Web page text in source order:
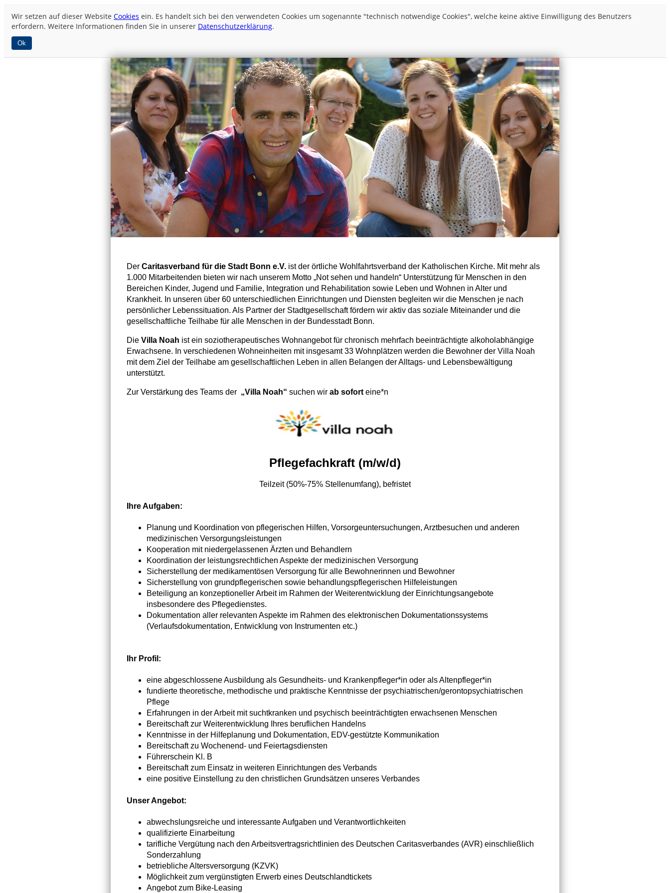
Wir setzen auf dieser Website Cookies ein. Es handelt sich bei den verwendeten Cookies um sogenannte "technisch notwendige Cookies", welche keine aktive Einwilligung des Benutzers
erfordern. Weitere Informationen finden Sie in unserer Datenschutzerklärung.
Ok
Der Caritasverband für die Stadt Bonn e.V. ist der örtliche Wohlfahrtsverband der Katholischen Kirche. Mit mehr als
1.000 Mitarbeitenden bieten wir nach unserem Motto „Not sehen und handeln“ Unterstützung für Menschen in den
Bereichen Kinder, Jugend und Familie, Integration und Rehabilitation sowie Leben und Wohnen in Alter und
Krankheit. In unseren über 60 unterschiedlichen Einrichtungen und Diensten begleiten wir die Menschen je nach
persönlicher Lebenssituation. Als Partner der Stadtgesellschaft fördern wir aktiv das soziale Miteinander und die
gesellschaftliche Teilhabe für alle Menschen in der Bundesstadt Bonn.
Die Villa Noah ist ein soziotherapeutisches Wohnangebot für chronisch mehrfach beeinträchtigte alkoholabhängige
Erwachsene. In verschiedenen Wohneinheiten mit insgesamt 33 Wohnplätzen werden die Bewohner der Villa Noah
mit dem Ziel der Teilhabe am gesellschaftlichen Leben in allen Belangen der Alltags- und Lebensbewältigung
unterstützt.
Zur Verstärkung des Teams der „Villa Noah“ suchen wir ab sofort eine*n
Pflegefachkraft (m/w/d)
Teilzeit (50%-75% Stellenumfang), befristet
Ihre Aufgaben:
Planung und Koordination von pflegerischen Hilfen, Vorsorgeuntersuchungen, Arztbesuchen und anderen
medizinischen Versorgungsleistungen
Kooperation mit niedergelassenen Ärzten und Behandlern
Koordination der leistungsrechtlichen Aspekte der medizinischen Versorgung
Sicherstellung der medikamentösen Versorgung für alle Bewohnerinnen und Bewohner
Sicherstellung von grundpflegerischen sowie behandlungspflegerischen Hilfeleistungen
Beteiligung an konzeptioneller Arbeit im Rahmen der Weiterentwicklung der Einrichtungsangebote
insbesondere des Pflegedienstes.
Dokumentation aller relevanten Aspekte im Rahmen des elektronischen Dokumentationssystems
(Verlaufsdokumentation, Entwicklung von Instrumenten etc.)
Ihr Profil:
eine abgeschlossene Ausbildung als Gesundheits- und Krankenpfleger*in oder als Altenpfleger*in
fundierte theoretische, methodische und praktische Kenntnisse der psychiatrischen/gerontopsychiatrischen
Pflege
Erfahrungen in der Arbeit mit suchtkranken und psychisch beeinträchtigten erwachsenen Menschen
Bereitschaft zur Weiterentwicklung Ihres beruflichen Handelns
Kenntnisse in der Hilfeplanung und Dokumentation, EDV-gestützte Kommunikation
Bereitschaft zu Wochenend- und Feiertagsdiensten
Führerschein Kl. B
Bereitschaft zum Einsatz in weiteren Einrichtungen des Verbands
eine positive Einstellung zu den christlichen Grundsätzen unseres Verbandes
Unser Angebot:
abwechslungsreiche und interessante Aufgaben und Verantwortlichkeiten
qualifizierte Einarbeitung
tarifliche Vergütung nach den Arbeitsvertragsrichtlinien des Deutschen Caritasverbandes (AVR) einschließlich
Sonderzahlung
betriebliche Altersversorgung (KZVK)
Möglichkeit zum vergünstigten Erwerb eines Deutschlandtickets
Angebot zum Bike-Leasing